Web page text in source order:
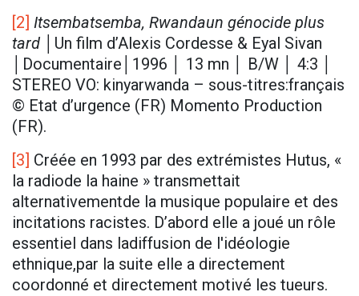
[2] Itsembatsemba, Rwandaun génocide plus
tard │Un film d’Alexis Cordesse & Eyal Sivan
│Documentaire│1996 │ 13 mn │ B/W │ 4:3 │
STEREO VO: kinyarwanda – sous-titres:français
© Etat d’urgence (FR) Momento Production
(FR).
[3] Créée en 1993 par des extrémistes Hutus, «
la radiode la haine » transmettait
alternativementde la musique populaire et des
incitations racistes. D’abord elle a joué un rôle
essentiel dans ladiffusion de l'idéologie
ethnique,par la suite elle a directement
coordonné et directement motivé les tueurs.